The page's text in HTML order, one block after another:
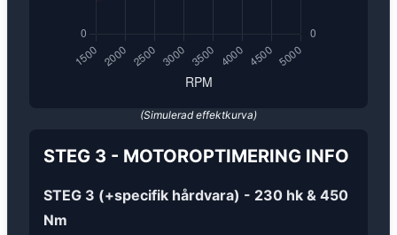
(Simulerad effektkurva)
STEG 3 - MOTOROPTIMERING INFO
STEG 3 (+specifik hårdvara) - 230 hk & 450
Nm